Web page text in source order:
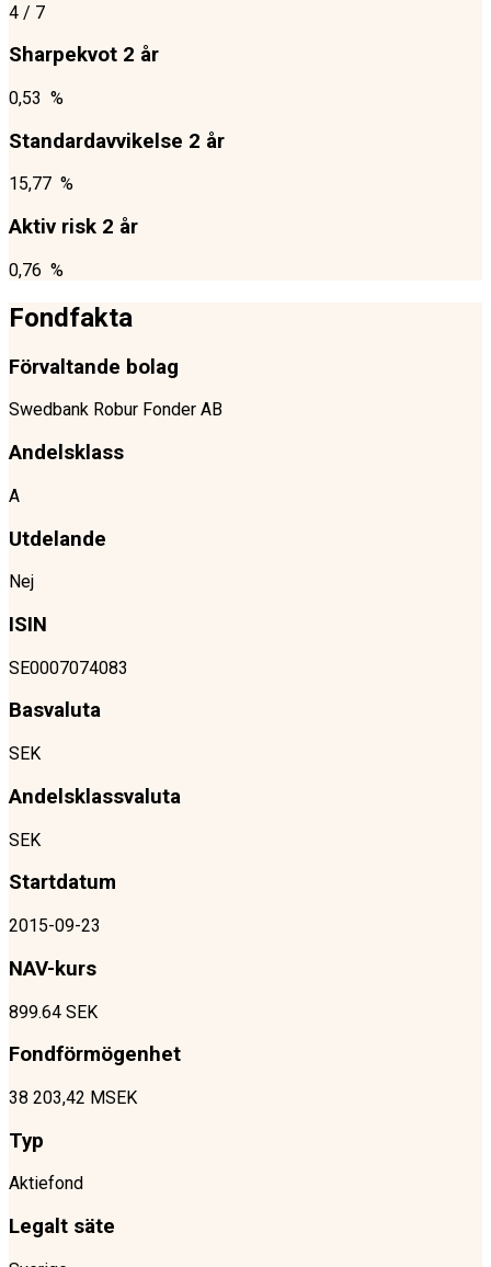
4 / 7
Sharpekvot 2 år
0,53 %
Standardavvikelse 2 år
15,77 %
Aktiv risk 2 år
0,76 %
Fondfakta
Förvaltande bolag
Swedbank Robur Fonder AB
Andelsklass
A
Utdelande
Nej
ISIN
SE0007074083
Basvaluta
SEK
Andelsklassvaluta
SEK
Startdatum
2015-09-23
NAV-kurs
899.64 SEK
Fondförmögenhet
38 203,42 MSEK
Typ
Aktiefond
Legalt säte